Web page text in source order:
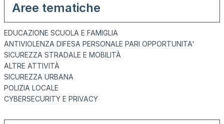
Aree tematiche
EDUCAZIONE SCUOLA E FAMIGLIA
ANTIVIOLENZA DIFESA PERSONALE PARI OPPORTUNITA'
SICUREZZA STRADALE E MOBILITÀ
ALTRE ATTIVITÀ
SICUREZZA URBANA
POLIZIA LOCALE
CYBERSECURITY E PRIVACY